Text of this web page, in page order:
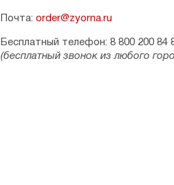
Почта: order@zyorna.ru
Бесплатный телефон: 8 800 200 84
(бесплатный звонок из любого